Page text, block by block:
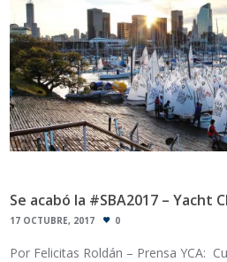
Se acabó la #SBA2017 – Yacht
17 OCTUBRE, 2017 0
Por Felicitas Roldán – Prensa YCA: